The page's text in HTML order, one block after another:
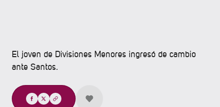
El joven de Divisiones Menores ingresó de cambio
ante Santos.
Compartir